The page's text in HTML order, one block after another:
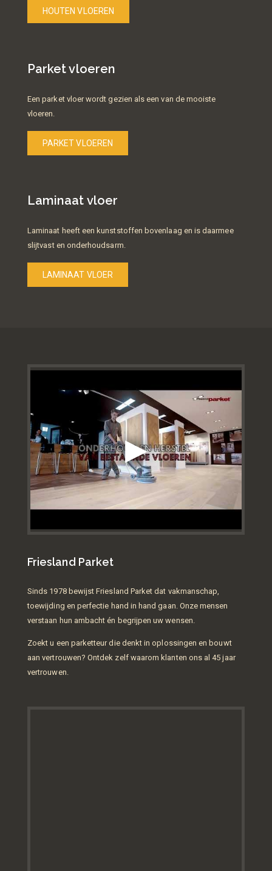
HOUTEN VLOEREN
Parket vloeren
Een parket vloer wordt gezien als een van de mooiste
vloeren.
PARKET VLOEREN
Laminaat vloer
Laminaat heeft een kunststoffen bovenlaag en is daarmee
slijtvast en onderhoudsarm.
LAMINAAT VLOER
Friesland Parket
Sinds 1978 bewijst Friesland Parket dat vakmanschap,
toewijding en perfectie hand in hand gaan. Onze mensen
verstaan hun ambacht én begrijpen uw wensen.
Zoekt u een parketteur die denkt in oplossingen en bouwt
aan vertrouwen? Ontdek zelf waarom klanten ons al 45 jaar
vertrouwen.